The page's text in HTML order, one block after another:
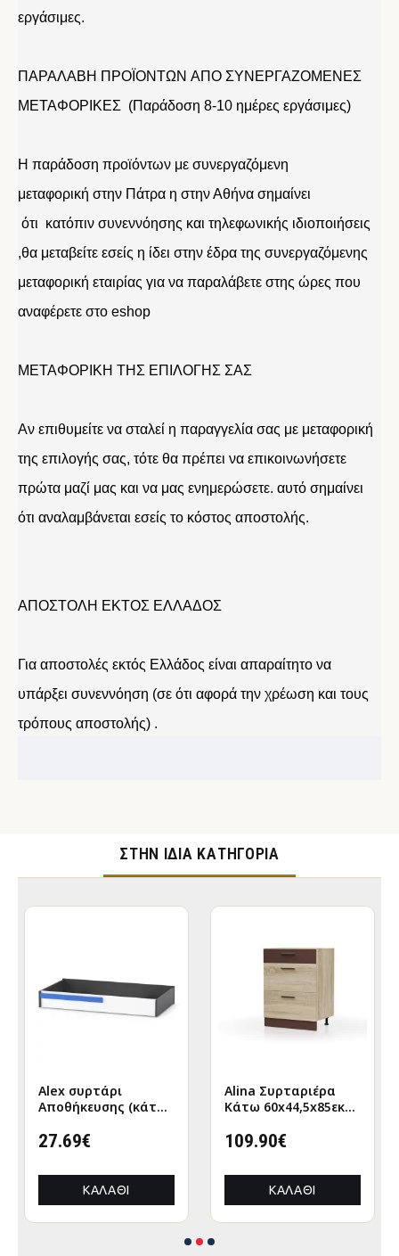
εργάσιμες.
ΠΑΡΑΛΑΒΗ ΠΡΟΪΟΝΤΩΝ ΑΠΟ ΣΥΝΕΡΓΑΖΟΜΕΝΕΣ
ΜΕΤΑΦΟΡΙΚΕΣ (Παράδοση 8-10 ημέρες εργάσιμες)
Η παράδοση προϊόντων με συνεργαζόμενη
μεταφορική στην Πάτρα η στην Αθήνα σημαίνει
ότι κατόπιν συνεννόησης και τηλεφωνικής ιδιοποιήσεις
,θα μεταβείτε εσείς η ίδει στην έδρα της συνεργαζόμενης
μεταφορική εταιρίας για να παραλάβετε στης ώρες που
αναφέρετε στο eshop
ΜΕΤΑΦΟΡΙΚΗ ΤΗΣ ΕΠΙΛΟΓΗΣ ΣΑΣ
Αν επιθυμείτε να σταλεί η παραγγελία σας με μεταφορική
της επιλογής σας, τότε θα πρέπει να επικοινωνήσετε
πρώτα μαζί μας και να μας ενημερώσετε. αυτό σημαίνει
ότι αναλαμβάνεται εσείς το κόστος αποστολής.
ΑΠΟΣΤΟΛΗ ΕΚΤΟΣ ΕΛΛΑΔΟΣ
Για αποστολές εκτός Ελλάδος είναι απαραίτητο να
υπάρξει συνεννόηση (σε ότι αφορά την χρέωση και τους
τρόπους αποστολής) .
ΣΤΉΝ ΊΔΙΑ ΚΑΤΗΓΟΡΊΑ
Alex συρτάρι
Αποθήκευσης (κάτω
120x63εκ Λευκό-
27.69€
ΚΑΛΆΘΙ
Alina Συρταριέρα
Κάτω 60x44,5x85εκ
109.90€
ΚΑΛΆΘΙ